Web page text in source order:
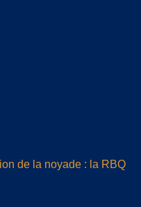
de la noyade : la RBQ